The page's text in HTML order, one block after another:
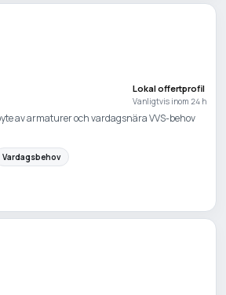
Lokal offertprofil
Vanligtvis inom 24 h
av armaturer och vardagsnära VVS-behov
Vardagsbehov